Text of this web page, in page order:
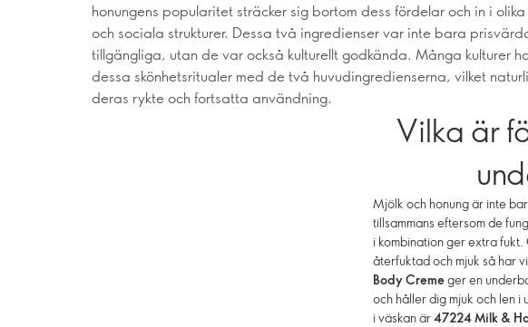
honungens popularitet sträcker sig bortom dess fördelar och in i
och sociala strukturer. Dessa två ingredienser var inte bara
tillgängliga, utan de var också kulturellt godkända. Många kulturer
dessa skönhetsritualer med de två huvudingredienserna, vilket
deras rykte och fortsatta användning.
Vilka är
Mjölk och honung är inte
tillsammans eftersom de
i kombination ger extra
återfuktad och mjuk så har
Body Cremeger en
och håller dig mjuk och len i
i väskan är47224 Milk &